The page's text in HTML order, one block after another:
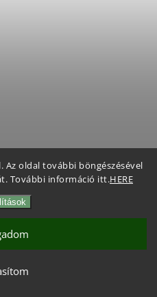
Az oldal további böngészésével
További információ itt.HERE
Vyprodáno